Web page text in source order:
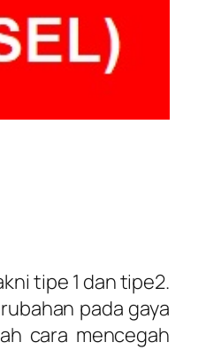
tipe 1 dan tipe2.
pada gaya
cara mencegah